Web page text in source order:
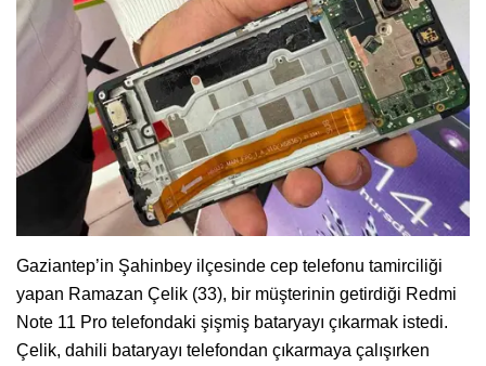
Gaziantep’in Şahinbey ilçesinde cep telefonu tamirciliği
yapan Ramazan Çelik (33), bir müşterinin getirdiği Redmi
Note 11 Pro telefondaki şişmiş bataryayı çıkarmak istedi.
Çelik, dahili bataryayı telefondan çıkarmaya çalışırken